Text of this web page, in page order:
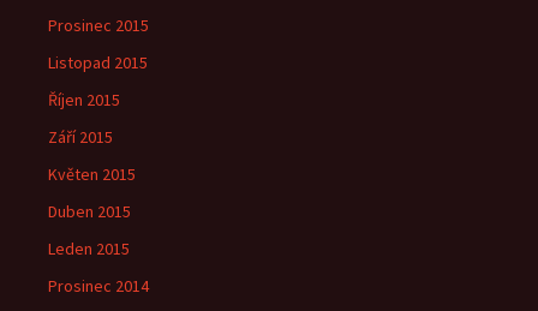
Prosinec 2015
Listopad 2015
Říjen 2015
Září 2015
Květen 2015
Duben 2015
Leden 2015
Prosinec 2014